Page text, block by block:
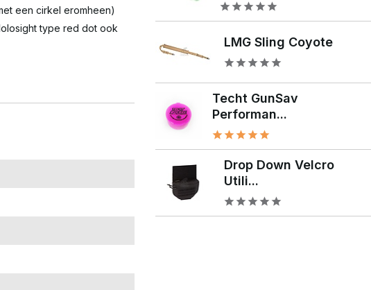
een cirkel eromheen)
type red dot ook
LMG Sling Coyote
Techt GunSav
Performan...
Drop Down Velcro
Utili...